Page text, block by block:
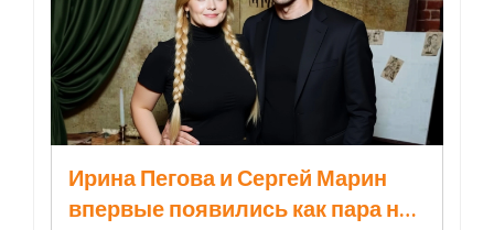
Ирина Пегова и Сергей Марин
впервые появились как пара на